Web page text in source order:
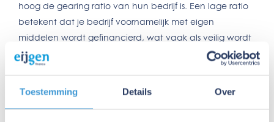
Toestemming Details Over
hoog de gearing ratio van hun bedrijf is. Een lage ratio
betekent dat je bedrijf voornamelijk met eigen
middelen wordt gefinancierd, wat vaak als veilig wordt
beschouwd. Een hoge ratio kan wijzen op een grotere
afhankelijkheid van schulden, wat kan leiden tot
Is Gearing Ratio hetzelfde als schuld?